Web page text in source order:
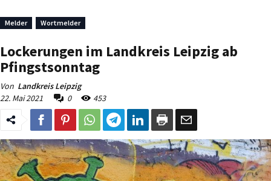
Melder Wortmelder
Lockerungen im Landkreis Leipzig ab
Pfingstsonntag
Von Landkreis Leipzig
22. Mai 2021
0 453